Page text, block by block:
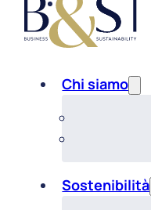
Chi siamo
Sostenibilità